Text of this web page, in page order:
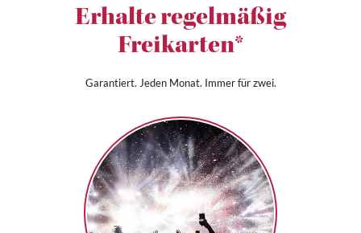
Erhalte regelmäßig
Freikarten*
Garantiert. Jeden Monat. Immer für zwei.